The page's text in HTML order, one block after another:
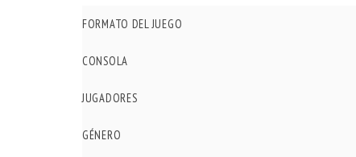
FORMATO DEL JUEGO
CONSOLA
JUGADORES
GÉNERO